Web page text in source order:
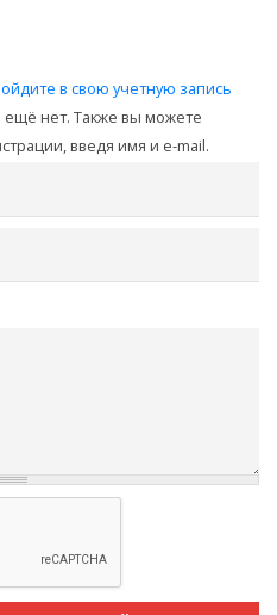
в свою учетную запись
ещё нет. Также вы можете
введя имя и e-mail.